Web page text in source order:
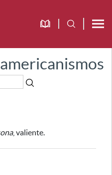
, valiente.